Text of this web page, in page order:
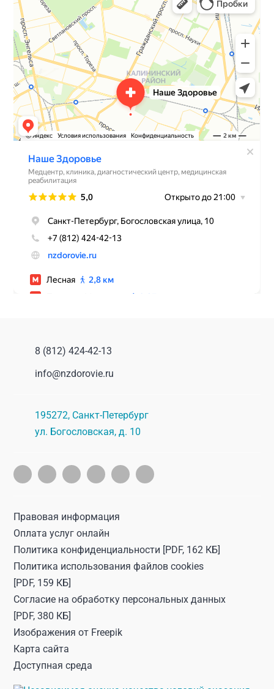
8 (812) 424-42-13
info@nzdorovie.ru
195272, Санкт-Петербург
ул. Богословская, д. 10
Правовая информация
Оплата услуг онлайн
Политика конфиденциальности [PDF, 162 КБ]
Политика использования файлов cookies
[PDF, 159 КБ]
Согласие на обработку персональных данных
[PDF, 380 КБ]
Изображения от Freepik
Карта сайта
Доступная среда